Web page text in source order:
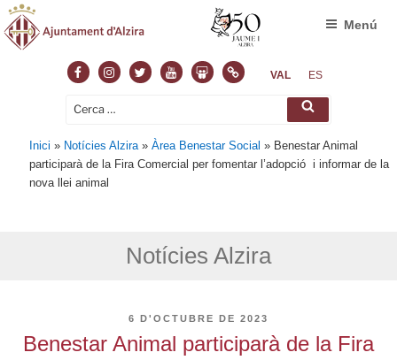
FacebookInstagram
TwitterYoutubeSlideshare
NormasVAL ES
Cerca: Cerca
Menú
Inici » Notícies Alzira »Àrea Benestar Social » Benestar Animal
participarà de la Fira Comercial per fomentar l’adopció i informar de la
nova llei animal
Notícies Alzira
PUBLICAT
6 D'OCTUBRE DE 2023
Benestar Animal participarà de la Fira